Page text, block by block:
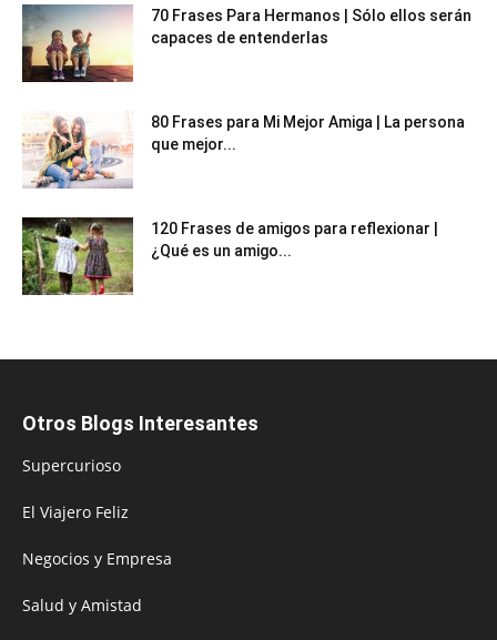
70 Frases Para Hermanos | Sólo ellos serán
capaces de entenderlas
80 Frases para Mi Mejor Amiga | La persona
que mejor...
120 Frases de amigos para reflexionar |
¿Qué es un amigo...
Otros Blogs Interesantes
Supercurioso
El Viajero Feliz
Negocios y Empresa
Salud y Amistad